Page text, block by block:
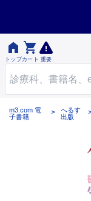

トップ

カート 重要
m3.com 電
子書籍
へるす
出版